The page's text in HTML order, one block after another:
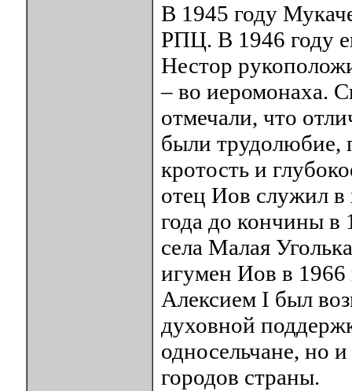
В 1945 году
РПЦ. В 1946 году
Нестор
– во иеромонаха.
отмечали, что
были трудолюбие,
кротость и
отец Иов служил в
года до кончины в
села Малая
игумен Иов в
Алексием I был
духовной
односельчане, но
городов страны.